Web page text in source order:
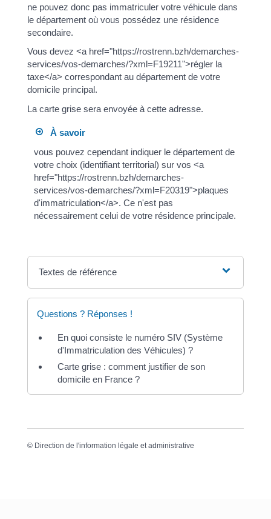
ne pouvez donc pas immatriculer votre véhicule dans
le département où vous possédez une résidence
secondaire.
Vous devez <a href="https://rostrenn.bzh/demarches-
services/vos-demarches/?xml=F19211">régler la
taxe</a> correspondant au département de votre
domicile principal.
La carte grise sera envoyée à cette adresse.
À savoir
vous pouvez cependant indiquer le département de
votre choix (identifiant territorial) sur vos <a
href="https://rostrenn.bzh/demarches-
services/vos-demarches/?xml=F20319">plaques
d'immatriculation</a>. Ce n'est pas
nécessairement celui de votre résidence principale.
Textes de référence
Questions ? Réponses !
En quoi consiste le numéro SIV (Système
d'Immatriculation des Véhicules) ?
Carte grise : comment justifier de son
domicile en France ?
© Direction de l'information légale et administrative